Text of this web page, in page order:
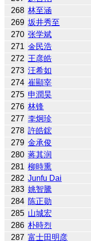
268 林至涵
269 坂井秀至
270 张学斌
271 金民浩
272 王彦皓
273 汪希如
274 崔顯宰
275 申潤昊
276 林锋
277 李炯珍
278 許皓鋐
279 金承俊
280 蒋其润
281 柳時熏
282 Junfu Dai
283 姚智騰
284 陈正勋
285 山城宏
286 朴時烈
287 富士田明彦